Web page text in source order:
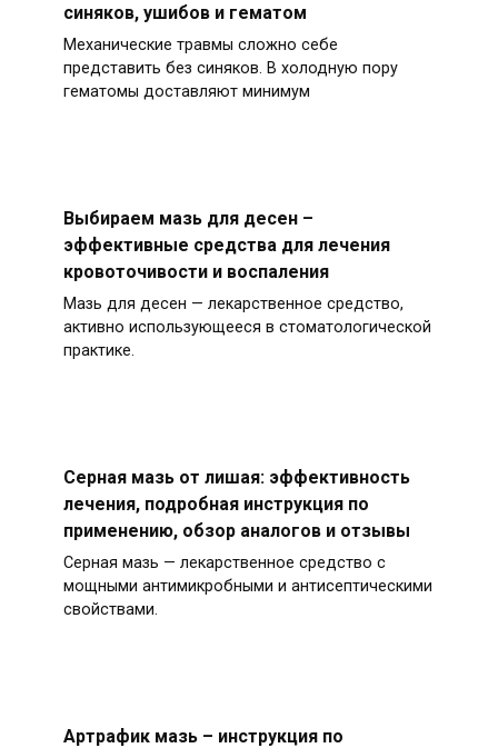
синяков, ушибов и гематом
Механические травмы сложно себе
представить без синяков. В холодную пору
гематомы доставляют минимум
Выбираем мазь для десен –
эффективные средства для лечения
кровоточивости и воспаления
Мазь для десен — лекарственное средство,
активно использующееся в стоматологической
практике.
Серная мазь от лишая: эффективность
лечения, подробная инструкция по
применению, обзор аналогов и отзывы
Серная мазь — лекарственное средство с
мощными антимикробными и антисептическими
свойствами.
Артрафик мазь – инструкция по